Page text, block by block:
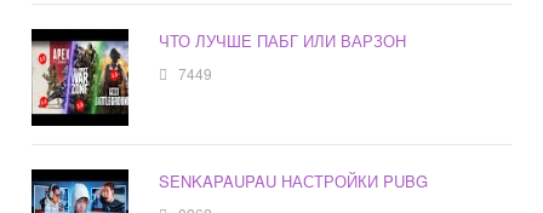
ЧТО ЛУЧШЕ ПАБГ ИЛИ ВАРЗОН
7449
SENKAPAUPAU НАСТРОЙКИ PUBG